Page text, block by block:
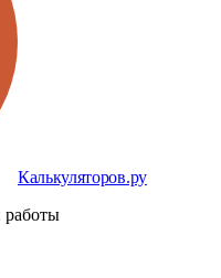
Калькуляторов.ру
работы